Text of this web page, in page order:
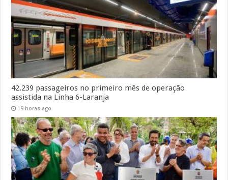
42.239 passageiros no primeiro mês de operação
assistida na Linha 6-Laranja
19 horas ago